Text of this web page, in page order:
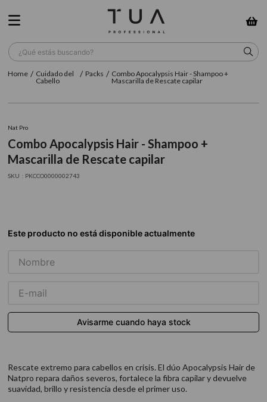
¿Qué estás buscando?
Cuidado del
Cabello
Packs
Combo Apocalypsis Hair - Shampoo +
Mascarilla de Rescate capilar
Nat Pro
Combo Apocalypsis Hair - Shampoo +
Mascarilla de Rescate capilar
: PKCCO0000002743
Rescate extremo para cabellos en crisis. El dúo Apocalypsis Hair de
Natpro repara daños severos, fortalece la fibra capilar y devuelve
suavidad, brillo y resistencia desde el primer uso.
TÉRMINOS MÁS BUSCADOS
2
3. farmavita
7. secador
10.